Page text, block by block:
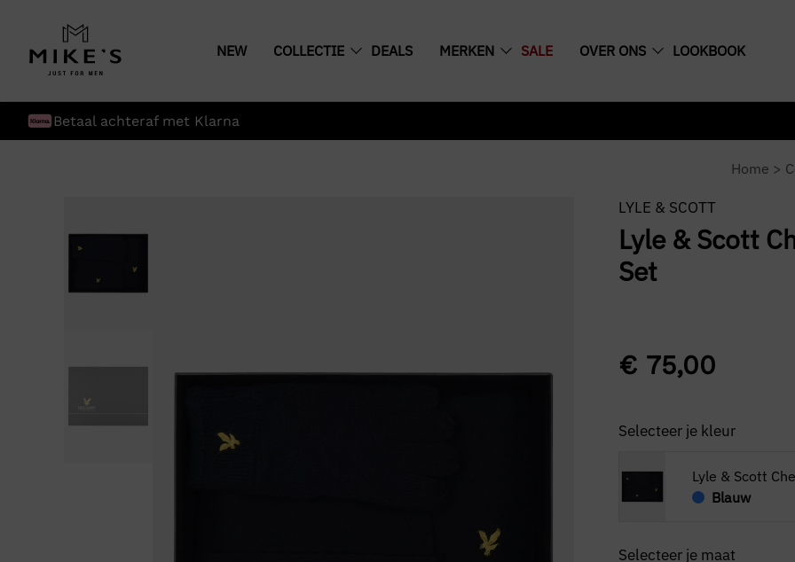
NEW COLLECTIE DEALS MERKEN SALE OVER ONS LOOKBOOK
Betaal achteraf met Klarna
Home >
LYLE & SCOTT
Lyle & Scott
Set
€75,00
Selecteer je kleur
Lyle & Scott
Blauw